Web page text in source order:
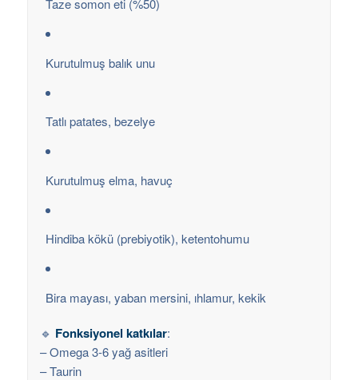
Taze somon eti (%50)
Kurutulmuş balık unu
Tatlı patates, bezelye
Kurutulmuş elma, havuç
Hindiba kökü (prebiyotik), ketentohumu
Bira mayası, yaban mersini, ıhlamur, kekik
🔹 Fonksiyonel katkılar:
– Omega 3-6 yağ asitleri
– Taurin